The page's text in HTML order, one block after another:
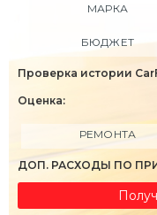
МАРКА
БЮДЖЕТ
Проверка истории
Оценка:
РЕМОНТА
ДОП. РАСХОДЫ ПО